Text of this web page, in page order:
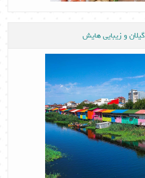
گیلان و زیبایی هایش